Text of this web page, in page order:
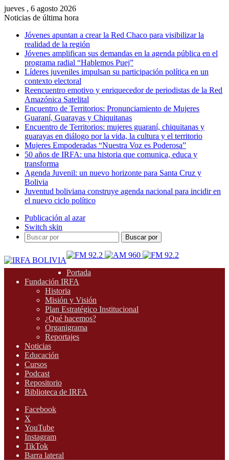
jueves , 6 agosto 2026
Noticias de última hora
Jóvenes apuntan a crear la Red Chaco para visibilizar la
realidad de la región
Jóvenes amplifican sus demandas en la agenda pública en el
programa radial “Hablemos Puej”
Líderes juveniles impulsan su participación política en un
contexto electoral
Reencuentro emotivo y enriquecedor de periodistas de la Red
Amazónica Satelital
Encuentro de Territorios: Pronunciamiento de Mujeres
Guaraní, Guarayas y Chiquitanas
Encuentro de Territorios: mujeres guaraní, chiquitanas y
guarayas en diálogo por la vida, la cultura y el territorio
Mujeres Empoderadas “Nuestra Voz es Poderosa”
50 años de IRFA: una historia que comunica, educa y
transforma
Agenda Juvenil: un nuevo horizonte para Santa Cruz y
Bolivia
Juventud boliviana construye agenda nacional para incidir en
el nuevo ciclo político
Publicación al azar
Switch skin
Buscar por
Portada
Fundación IRFA
Historia
Misión y Visión
Plan Estratégico Institucional
¿Qué hacemos?
Organigrama
Reportajes
Noticias
Educación
Cursos
Podcast
Repositorio
Biblioteca de IRFA
Facebook
X
YouTube
Instagram
TikTok
Barra lateral